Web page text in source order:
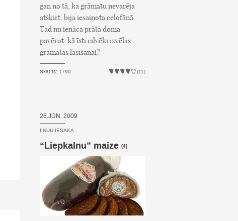
gan no tā, ka grāmatu nevarēja
atšķirt, bija iesaiņota celofānā.
Tad nu ienāca prātā doma
pavērot, kā īsti cilvēki izvēlas
grāmatas lasīšanai?
Skatīts: 1790 (11)
26.JŪN, 2009
IINUU IESAKA
“Liepkalnu” maize (4)